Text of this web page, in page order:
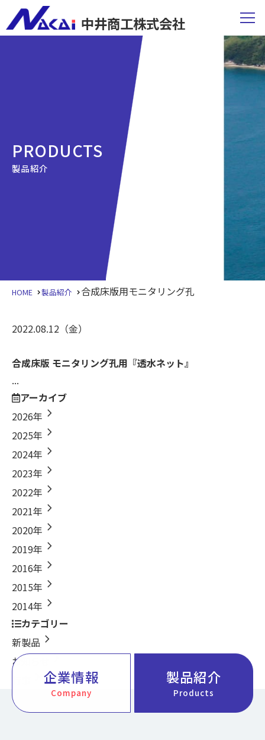
中井商工株式会社
PRODUCTS
製品紹介
HOME 製品紹介 合成床版用モニタリング孔
2022.08.12 （金）
合成床版 モニタリング孔用『透水ネット』
...
アーカイブ
2026年 chevron_right
2025年 chevron_right
2024年 chevron_right
2023年 chevron_right
2022年 chevron_right
2021年 chevron_right
2020年 chevron_right
2019年 chevron_right
2016年 chevron_right
2015年 chevron_right
2014年 chevron_right
カテゴリー
新製品 chevron_right
お知らせ chevron_right
chevron_right企業情報
Company
製品紹介
Products